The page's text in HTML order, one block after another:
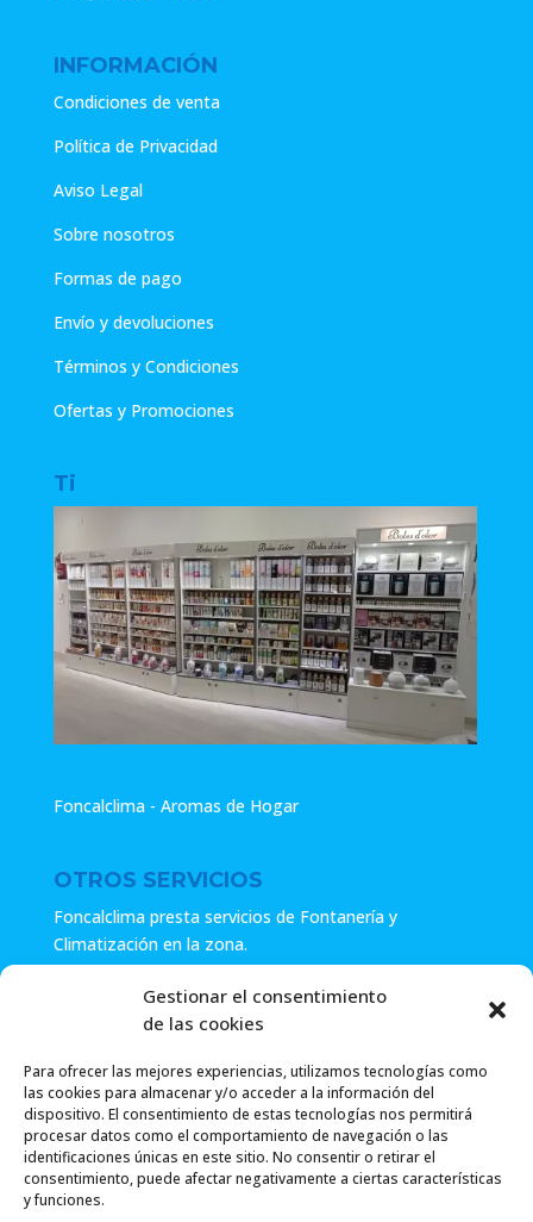
Gestionar el consentimiento
de las cookies
Para ofrecer las mejores experiencias, utilizamos tecnologías como
las cookies para almacenar y/o acceder a la información del
dispositivo. El consentimiento de estas tecnologías nos permitirá
procesar datos como el comportamiento de navegación o las
identificaciones únicas en este sitio. No consentir o retirar el
consentimiento, puede afectar negativamente a ciertas características
y funciones.
INFORMACIÓN
Condiciones de venta
Política de Privacidad
Aviso Legal
Sobre nosotros
Formas de pago
Envío y devoluciones
Términos y Condiciones
Ofertas y Promociones
Ti
Foncalclima - Aromas de Hogar
OTROS SERVICIOS
Foncalclima presta servicios de Fontanería y
Climatización en la zona.
Especialistas en sistemas de Osmosis.
Pide presupuesto sin compromiso o llámanos y haz tu